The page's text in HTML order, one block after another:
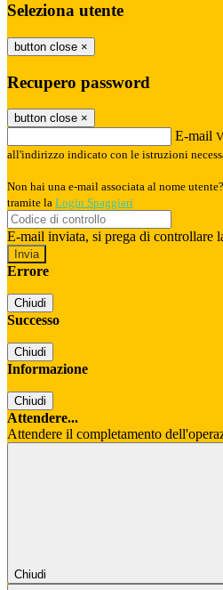
Seleziona utente
button close ×
Recupero password
button close ×
E-mail
all'indirizzo indicato con le istruzioni
Non hai una e-mail associata al nome
tramite la Login Spaggiari
E-mail inviata, si prega di controllare
Errore
Chiudi
Successo
Chiudi
Informazione
Chiudi
Attendere...
Attendere il completamento
Chiudi